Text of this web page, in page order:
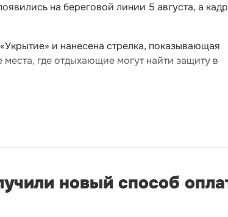
на береговой линии 5 августа, а
и нанесена стрелка, показывающая
где отдыхающие могут найти защиту в
новый способ